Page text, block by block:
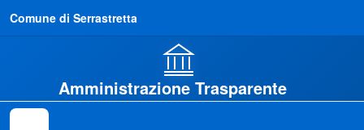
Comune di Serrastretta
Amministrazione Trasparente